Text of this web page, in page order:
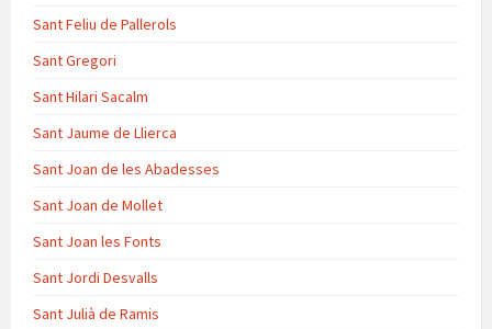
Sant Feliu de Pallerols
Sant Gregori
Sant Hilari Sacalm
Sant Jaume de Llierca
Sant Joan de les Abadesses
Sant Joan de Mollet
Sant Joan les Fonts
Sant Jordi Desvalls
Sant Julià de Ramis